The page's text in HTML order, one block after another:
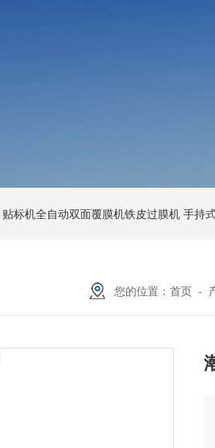
贴标机全自动双面覆膜机铁皮过膜机 手持式激光打标机铁牌便携式打
您的位置： 首页 -